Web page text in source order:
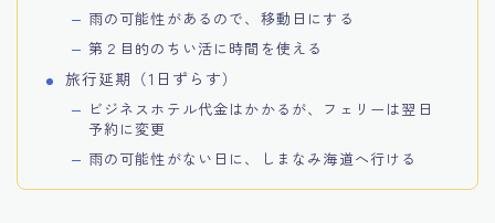
雨の可能性があるので、移動日にする
第２目的のちい活に時間を使える
旅行延期（1日ずらす）
ビジネスホテル代金はかかるが、フェリーは翌日
予約に変更
雨の可能性がない日に、しまなみ海道へ行ける